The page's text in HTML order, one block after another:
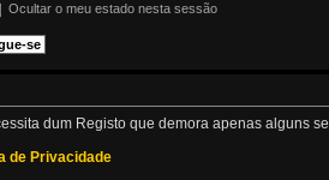
Ocultar o meu estado nesta sessão
dum Registo que demora apenas alguns
de Privacidade